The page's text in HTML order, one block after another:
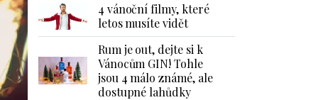
4 vánoční filmy, které
letos musíte vidět
Rum je out, dejte si k
Vánocům GIN! Tohle
jsou 4 málo známé, ale
dostupné lahůdky